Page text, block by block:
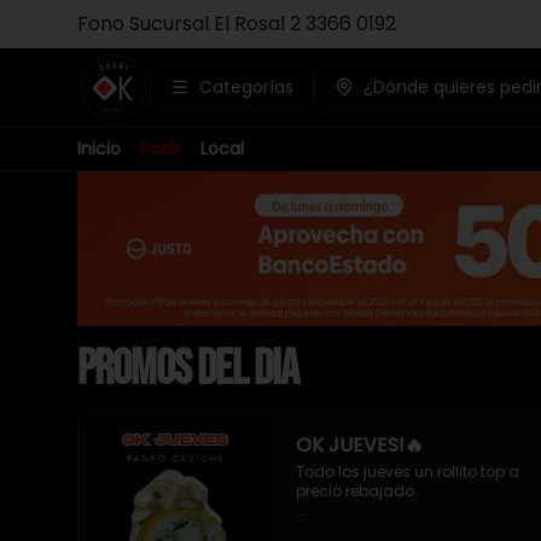
Fono Sucursal El Rosal 2 3366 0192
Categorías ¿Dónde quieres
Inicio Pedir Local
PROMOS DEL DIA
OK JUEVES!🔥
Todo los jueves un rollito top a
precio rebajado.